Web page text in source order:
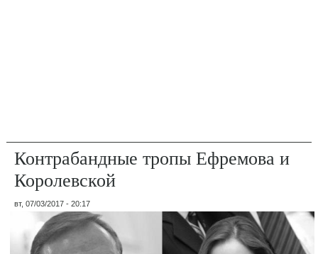
Контрабандные тропы Ефремова и
Королевской
вт, 07/03/2017 - 20:17